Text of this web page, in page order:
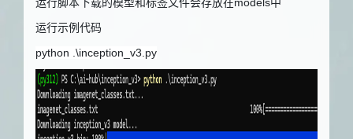
运行示例代码
python .\inception_v3.py